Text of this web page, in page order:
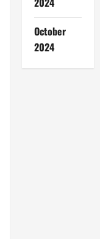
October
2024